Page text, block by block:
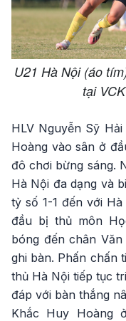
U21 Hà Nội (áo
tại
HLV Nguyễn Sỹ
Hoàng vào sân ở
đô chơi bừng sáng.
Hà Nội đa dạng và
tỷ số 1-1 đến với
đầu bị thủ môn
bóng đến chân
ghi bàn. Phấn chấn
thủ Hà Nội tiếp tục
đáp với bàn thắng
Khắc Huy Hoàng